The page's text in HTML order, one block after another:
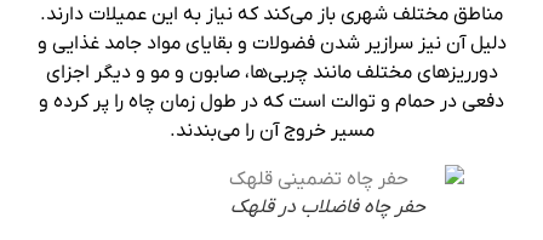
مناطق مختلف شهری باز می‌کند که نیاز به این عمیلات دارند.
دلیل آن نیز سرازیر شدن فضولات و بقایای مواد جامد غذایی و
دورریزهای مختلف مانند چربی‌ها، صابون و مو و دیگر اجزای
دفعی در حمام و توالت است که در طول زمان چاه را پر کرده و
مسیر خروج آن را می‌بندند.
حفر چاه فاضلاب در قلهک